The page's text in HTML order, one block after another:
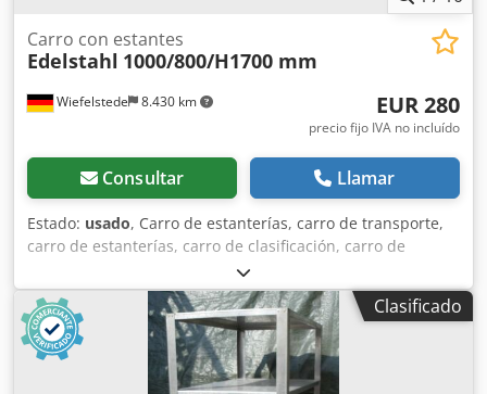
Wiefelstede 8.430 km
Carro con estantes
Edelstahl 1000/800/H1700 mm
EUR 280
precio fijo IVA no incluído
Consultar Llamar
Estado: usado, Carro de estanterías, carro de transporte,
carro de estanterías, carro de clasificación, carro de
preparación de pedidos, estantería móvil, carro de
estanterías, carro de bordado -Carro de transporte: Carro
de preparación de pedidos Carro de estanterías -Estantes:
9 estantes dispuestos en diagonal -Dimensiones: ver fotos
-Chasis: 4 ruedas giratorias -Dimensiones totales:
1000/800/H1700 mm Chjdpfx Aiorri S Djdsa -Peso: 103 kg
Clasificado